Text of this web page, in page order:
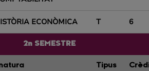
ECONÒMICA T 6
2n SEMESTRE
Tipus